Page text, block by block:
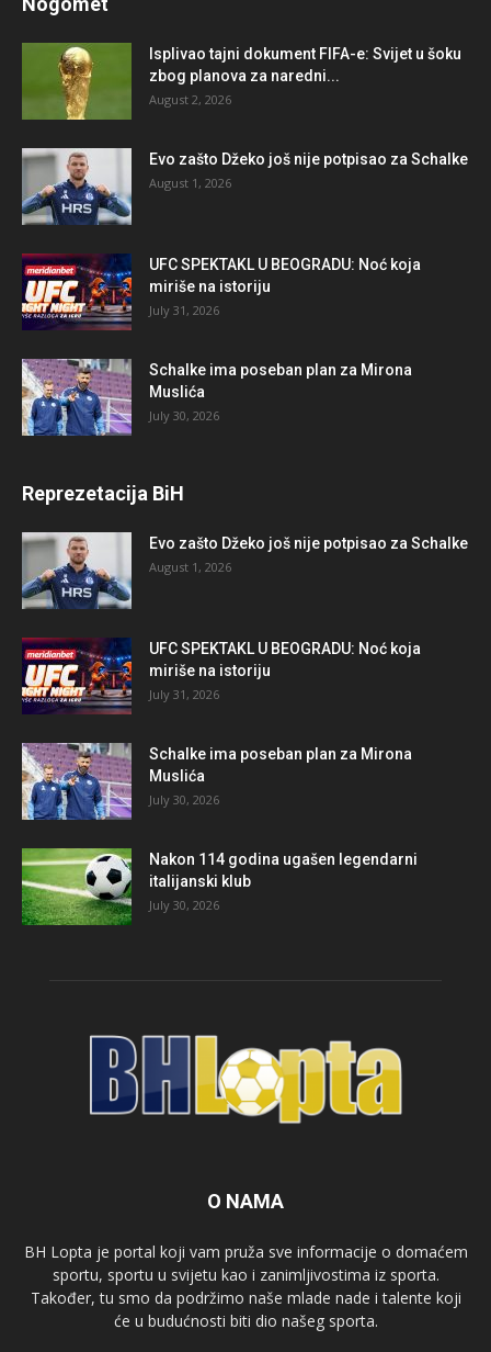
Isplivao tajni dokument FIFA-e: Svijet u šoku
zbog planova za naredni...
August 2, 2026
Evo zašto Džeko još nije potpisao za Schalke
August 1, 2026
UFC SPEKTAKL U BEOGRADU: Noć koja
miriše na istoriju
July 31, 2026
Schalke ima poseban plan za Mirona
Muslića
July 30, 2026
Reprezetacija BiH
Evo zašto Džeko još nije potpisao za Schalke
August 1, 2026
UFC SPEKTAKL U BEOGRADU: Noć koja
miriše na istoriju
July 31, 2026
Schalke ima poseban plan za Mirona
Muslića
July 30, 2026
Nakon 114 godina ugašen legendarni
italijanski klub
July 30, 2026
O NAMA
BH Lopta je portal koji vam pruža sve informacije o domaćem
sportu, sportu u svijetu kao i zanimljivostima iz sporta.
Također, tu smo da podržimo naše mlade nade i talente koji
će u budućnosti biti dio našeg sporta.